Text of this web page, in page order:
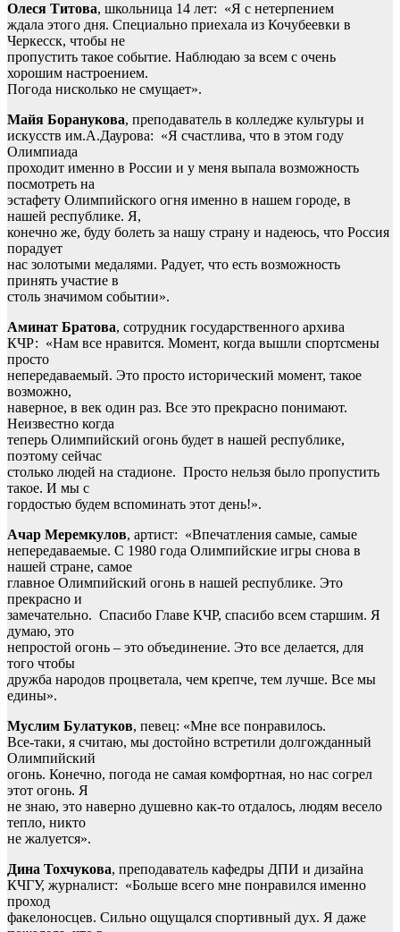
Олеся Титова, школьница 14 лет: «Я с нетерпением
ждала этого дня. Специально приехала из Кочубеевки в
Черкесск, чтобы не
пропустить такое событие. Наблюдаю за всем с очень
хорошим настроением.
Погода нисколько не смущает».
Майя Боранукова, преподаватель в колледже культуры и
искусств им.А.Даурова: «Я счастлива, что в этом году
Олимпиада
проходит именно в России и у меня выпала возможность
посмотреть на
эстафету Олимпийского огня именно в нашем городе, в
нашей республике. Я,
конечно же, буду болеть за нашу страну и надеюсь, что Россия
порадует
нас золотыми медалями. Радует, что есть возможность
принять участие в
столь значимом событии».
Аминат Братова, сотрудник государственного архива
КЧР: «Нам все нравится. Момент, когда вышли спортсмены
просто
непередаваемый. Это просто исторический момент, такое
возможно,
наверное, в век один раз. Все это прекрасно понимают.
Неизвестно когда
теперь Олимпийский огонь будет в нашей республике,
поэтому сейчас
столько людей на стадионе. Просто нельзя было пропустить
такое. И мы с
гордостью будем вспоминать этот день!».
Ачар Меремкулов, артист: «Впечатления самые, самые
непередаваемые. С 1980 года Олимпийские игры снова в
нашей стране, самое
главное Олимпийский огонь в нашей республике. Это
прекрасно и
замечательно. Спасибо Главе КЧР, спасибо всем старшим. Я
думаю, это
непростой огонь – это объединение. Это все делается, для
того чтобы
дружба народов процветала, чем крепче, тем лучше. Все мы
едины».
Муслим Булатуков, певец: «Мне все понравилось.
Все-таки, я считаю, мы достойно встретили долгожданный
Олимпийский
огонь. Конечно, погода не самая комфортная, но нас согрел
этот огонь. Я
не знаю, это наверно душевно как-то отдалось, людям весело
тепло, никто
не жалуется».
Дина Тохчукова, преподаватель кафедры ДПИ и дизайна
КЧГУ, журналист: «Больше всего мне понравился именно
проход
факелоносцев. Сильно ощущался спортивный дух. Я даже